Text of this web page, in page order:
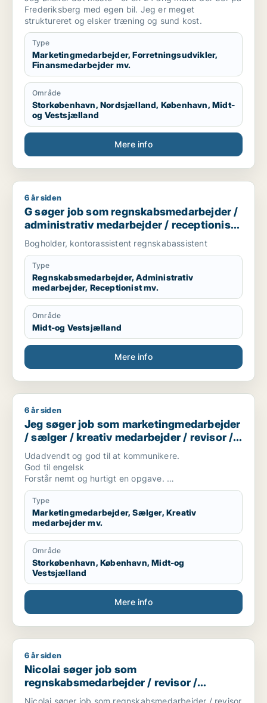
tjener
Frederiksberg med egen bil. Jeg er meget
struktureret og elsker træning og sund kost.
Type
Marketingmedarbejder, Forretningsudvikler,
Finansmedarbejder mv.
Område
Storkøbenhavn, Nordsjælland, København, Midt-
og Vestsjælland
Mere info
G søger job som regnskabsmedarbejder / administrativ
6 år siden
G søger job som regnskabsmedarbejder /
administrativ medarbejder / receptionist /
kontorassistent /
kundeservicemedarbejder
Bogholder, kontorassistent regnskabassistent
Type
Regnskabsmedarbejder, Administrativ
medarbejder, Receptionist mv.
Område
Midt-og Vestsjælland
Mere info
Jeg søger job som marketingmedarbejder / sælger /
6 år siden
Jeg søger job som marketingmedarbejder
/ sælger / kreativ medarbejder / revisor /
finansmedarbejder
Udadvendt og god til at kommunikere.
God til engelsk
Forstår nemt og hurtigt en opgave.
Positiv.
Engageret og pålidelig.
Type
Marketingmedarbejder, Sælger, Kreativ
medarbejder mv.
Område
Storkøbenhavn, København, Midt-og
Vestsjælland
Mere info
Nicolai søger job som regnskabsmedarbejder / revisor /
6 år siden
Nicolai søger job som
regnskabsmedarbejder / revisor /
ejendomsfunktionær / kontorassistent
Nicolai søger job som regnskabsmedarbejder / revisor